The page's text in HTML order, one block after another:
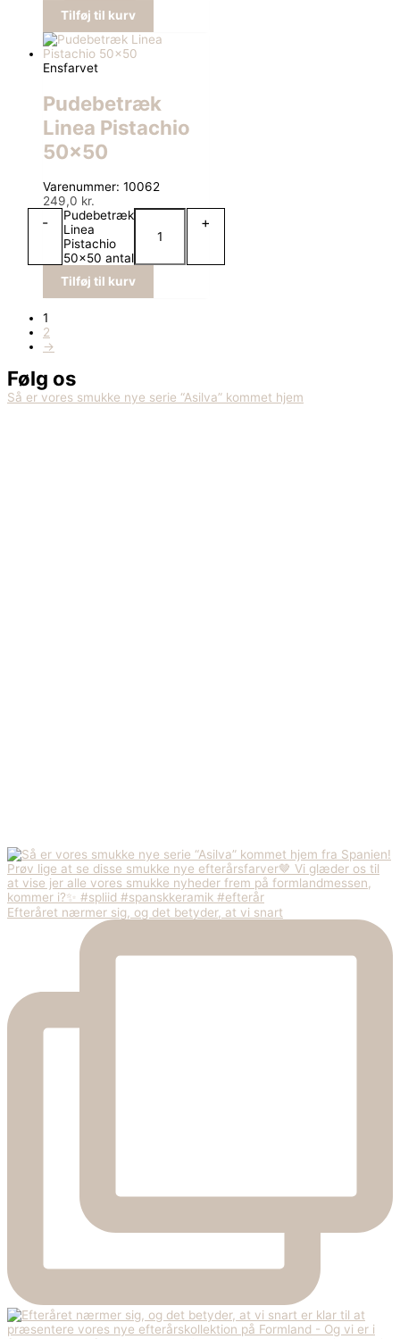
Tilføj til kurv
Ensfarvet
Pudebetræk
Linea Pistachio
50×50
Varenummer: 10062
249,0 kr.
-
Pudebetræk
Linea
Pistachio
50x50 antal
+
Tilføj til kurv
1
2
→
Følg os
Så er vores smukke nye serie “Asilva” kommet hjem
Efteråret nærmer sig, og det betyder, at vi snart